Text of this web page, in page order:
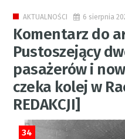
AKTUALNOŚCI 6 sierpnia
Komentarz do
Pustoszejący
pasażerów i
czeka kolej w
REDAKCJI]
34